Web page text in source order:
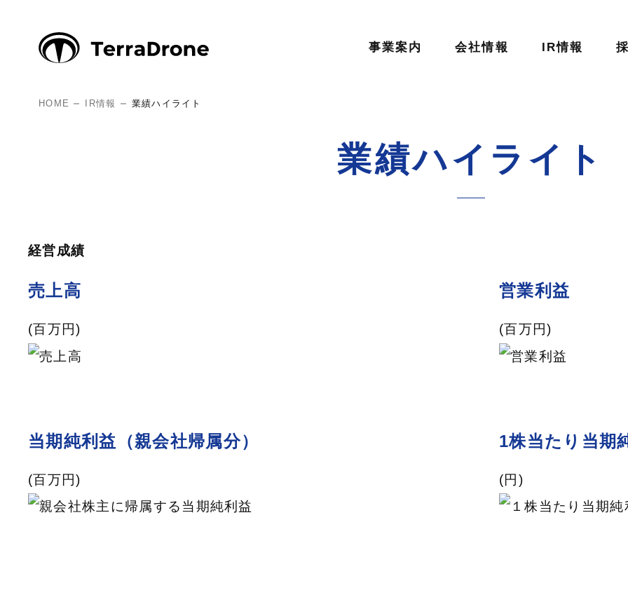
事業案内 会社情報 IR情報
HOME IR情報 業績ハイライト
業績ハイライト
経営成績
売上高
(百万円)
営業利益
(百万円)
当期純利益（親会社帰属分）
(百万円)
1株当たり当期
(円)